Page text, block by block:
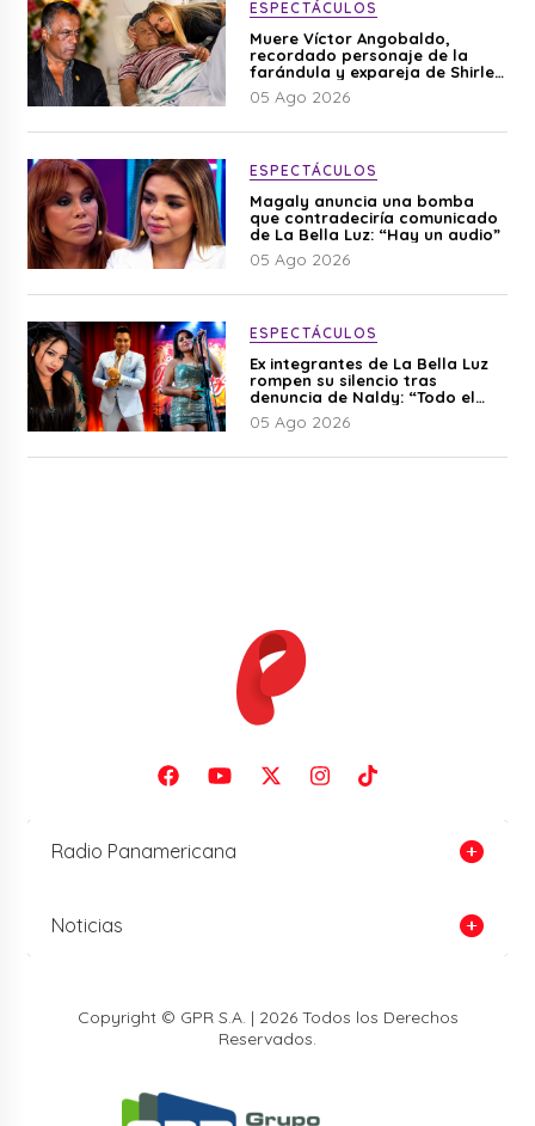
ESPECTÁCULOS
Muere Víctor Angobaldo,
recordado personaje de la
farándula y expareja de Shirley
Cherres
05 Ago 2026
ESPECTÁCULOS
Magaly anuncia una bomba
que contradeciría comunicado
de La Bella Luz: “Hay un audio”
05 Ago 2026
ESPECTÁCULOS
Ex integrantes de La Bella Luz
rompen su silencio tras
denuncia de Naldy: “Todo el
mundo lo sabía”
05 Ago 2026
Radio Panamericana
Noticias
Copyright © GPR S.A. | 2026 Todos los Derechos
Reservados.